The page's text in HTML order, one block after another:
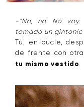
-"No, no. No
tomado un
Tú, en bucle,
de frente con
tu mismo vestido.